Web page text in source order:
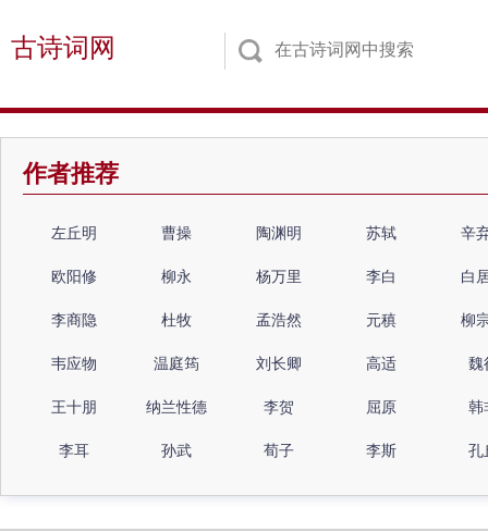
古诗词网
作者推荐
左丘明 曹操 陶渊明 苏轼 辛
欧阳修 柳永 杨万里 李白 白
李商隐 杜牧 孟浩然 元稹 柳
韦应物 温庭筠 刘长卿 高适 魏
王十朋 纳兰性德 李贺 屈原 韩
李耳 孙武 荀子 李斯 孔